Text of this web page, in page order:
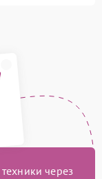
через